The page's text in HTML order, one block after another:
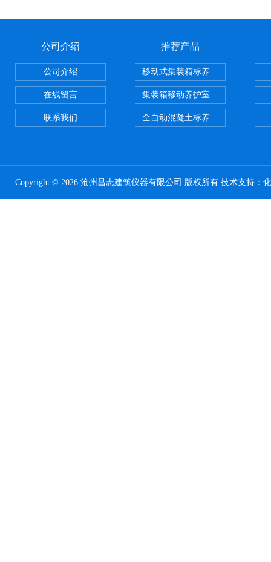
公司介绍
公司介绍
在线留言
联系我们
推荐产品
移动式集装箱标养室 养护室设备
集装箱移动养护室 标养室
全自动混凝土标养室恒温恒湿设备
Copyright © 2026 沧州昌志建筑仪器有限公司 版权所有 技术支持：